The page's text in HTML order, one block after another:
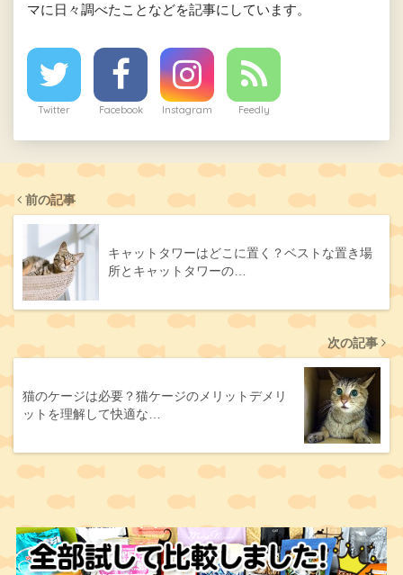
マに日々調べたことなどを記事にしています。
Twitter Facebook Instagram Feedly
前の記事
キャットタワーはどこに置く？ベストな置き場
所とキャットタワーの…
次の記事
猫のケージは必要？猫ケージのメリットデメリ
ットを理解して快適な…